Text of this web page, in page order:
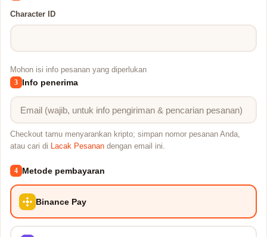
Character ID
Mohon isi info pesanan yang diperlukan
3 Info penerima
Checkout tamu menyarankan kripto; simpan nomor pesanan Anda,
atau cari di Lacak Pesanan dengan email ini.
4 Metode pembayaran
Binance Pay